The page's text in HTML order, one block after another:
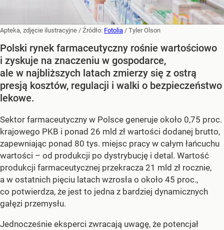
Apteka, zdjęcie ilustracyjne / Źródło: Fotolia / Tyler Olson
Polski rynek farmaceutyczny rośnie wartościowo
i zyskuje na znaczeniu w gospodarce,
ale w najbliższych latach zmierzy się z ostrą
presją kosztów, regulacji i walki o bezpieczeństwo
lekowe.
Sektor farmaceutyczny w Polsce generuje około 0,75 proc.
krajowego PKB i ponad 26 mld zł wartości dodanej brutto,
zapewniając ponad 80 tys. miejsc pracy w całym łańcuchu
wartości – od produkcji po dystrybucję i detal. Wartość
produkcji farmaceutycznej przekracza 21 mld zł rocznie,
a w ostatnich pięciu latach wzrosła o około 45 proc.,
co potwierdza, że jest to jedna z bardziej dynamicznych
gałęzi przemysłu.
Jednocześnie eksperci zwracają uwagę, że potencjał